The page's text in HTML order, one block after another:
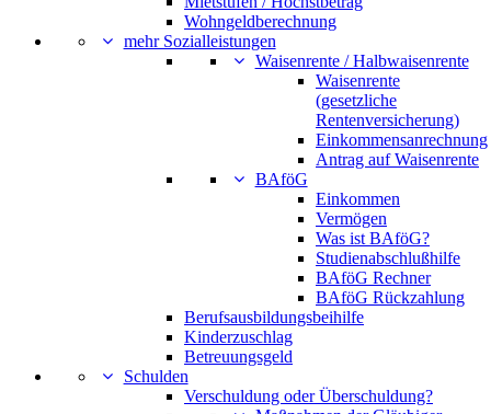
Wohngeldberechnung
mehr Sozialleistungen
Waisenrente / Halbwaisenrente
Waisenrente
(gesetzliche
Rentenversicherung)
Einkommensanrechnung
Antrag auf Waisenrente
BAföG
Einkommen
Vermögen
Was ist BAföG?
Studienabschlußhilfe
BAföG Rechner
BAföG Rückzahlung
Berufsausbildungsbeihilfe
Kinderzuschlag
Betreuungsgeld
Schulden
Verschuldung oder Überschuldung?